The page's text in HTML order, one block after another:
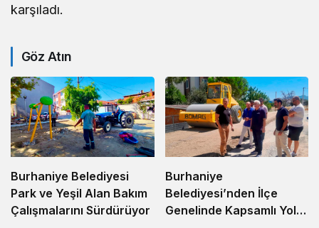
karşıladı.
Göz Atın
Burhaniye Belediyesi
Park ve Yeşil Alan Bakım
Çalışmalarını Sürdürüyor
Burhaniye
Belediyesi’nden İlçe
Genelinde Kapsamlı Yol